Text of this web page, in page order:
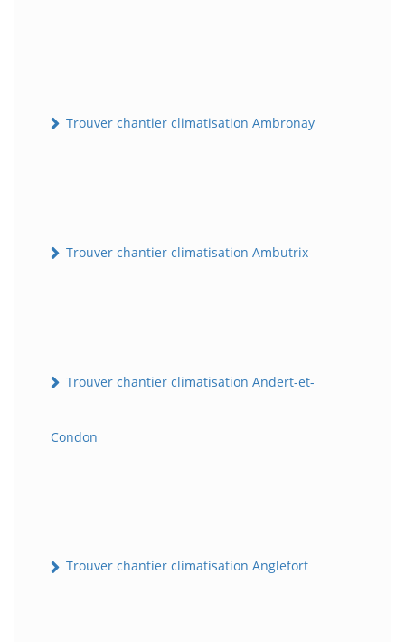
Trouver chantier climatisation Ambronay
Trouver chantier climatisation Ambutrix
Trouver chantier climatisation Andert-et-
Condon
Trouver chantier climatisation Anglefort